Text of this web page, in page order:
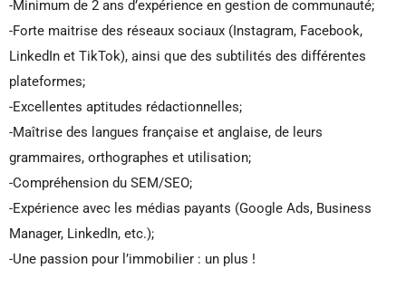
-Minimum de 2 ans d’expérience en gestion de communauté;
-Forte maitrise des réseaux sociaux (Instagram, Facebook,
LinkedIn et TikTok), ainsi que des subtilités des différentes
plateformes;
-Excellentes aptitudes rédactionnelles;
-Maîtrise des langues française et anglaise, de leurs
grammaires, orthographes et utilisation;
-Compréhension du SEM/SEO;
-Expérience avec les médias payants (Google Ads, Business
Manager, LinkedIn, etc.);
-Une passion pour l’immobilier : un plus !